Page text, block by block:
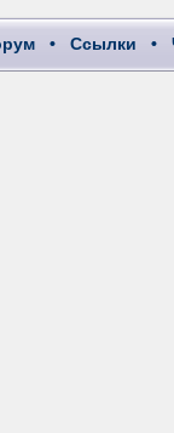
• Ссылки •